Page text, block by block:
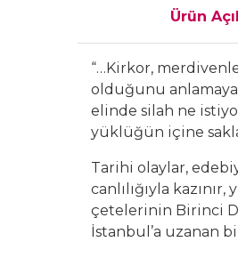
Ürün
“…Kirkor,
olduğunu
elinde silah ne
yüklüğün içine
Tarihi olaylar,
canlılığıyla
çetelerinin Birinci
İstanbul’a uzanan